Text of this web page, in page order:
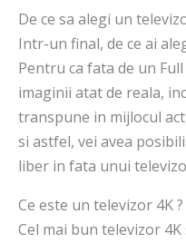
De ce sa alegi un
Intr-un final, de ce ai
Pentru ca fata de un
imaginii atat de reala,
transpune in mijlocul
si astfel, vei avea
liber in fata unui
Ce este un televizor 4K ?
Cel mai bun televizor